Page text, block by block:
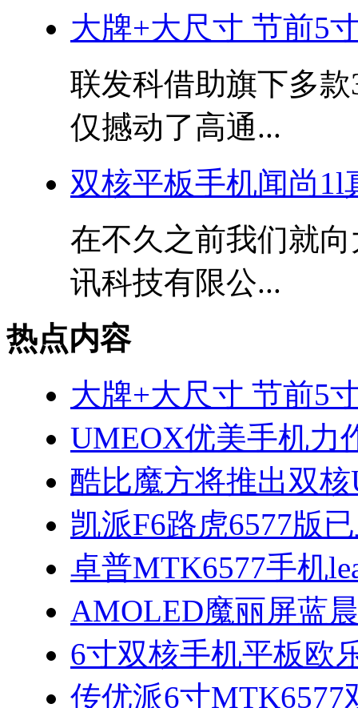
大牌+大尺寸 节前5
联发科借助旗下多
仅撼动了高通...
双核平板手机闻尚1l
在不久之前我们就
讯科技有限公...
热点内容
大牌+大尺寸 节前5
UMEOX优美手机力
酷比魔方将推出双核
凯派F6路虎6577版
卓普MTK6577手机
AMOLED魔丽屏蓝
6寸双核手机平板欧
传优派6寸MTK6577